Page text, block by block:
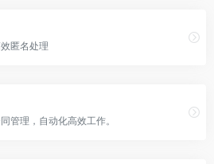
匿名处理
管理，自动化高效工作。